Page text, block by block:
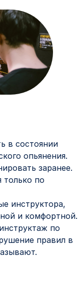
в состоянии
опьянения.
заранее.
только по
инструктора,
и комфортной.
по
правил в